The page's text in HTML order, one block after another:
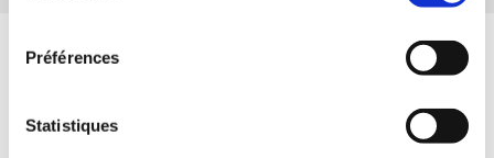
Préférences
Statistiques